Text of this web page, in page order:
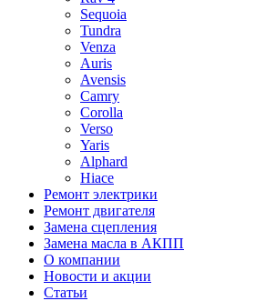
Sequoia
Tundra
Venza
Auris
Avensis
Camry
Corolla
Verso
Yaris
Alphard
Hiace
Ремонт электрики
Ремонт двигателя
Замена сцепления
Замена масла в АКПП
О компании
Новости и акции
Статьи